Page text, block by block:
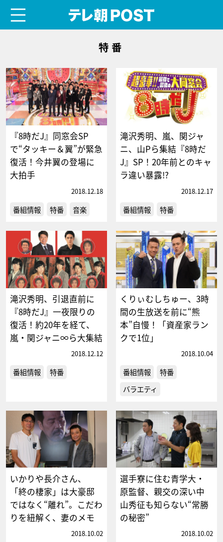
特番
『8時だJ』同窓会SP
で“タッキー＆翼”が緊急
復活！今井翼の登場に
大拍手
2018.12.18
番組情報 特番 音楽
滝沢秀明、嵐、関ジャ
ニ、山Pら集結『8時だ
J』SP！20年前とのキャ
ラ違い暴露!?
2018.12.17
番組情報 特番
滝沢秀明、引退直前に
『8時だJ』一夜限りの
復活！約20年を経て、
嵐・関ジャニ∞ら大集結
2018.12.12
番組情報 特番
くりぃむしちゅー、3時
間の生放送を前に“熊
本”自慢！「資産家ラン
クで1位」
2018.10.04
番組情報
特番
バラエティ
いかりや長介さん、
「終の棲家」は大豪邸
ではなく“離れ”。こだわ
りを紐解く、妻のメモ
2018.10.02
選手寮に住む青学大・
原監督、親交の深い中
山秀征も知らない“常勝
の秘密”
2018.10.02